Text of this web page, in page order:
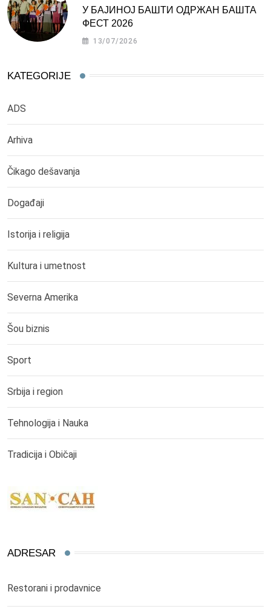
У БАЈИНОЈ БАШТИ ОДРЖАН БАШТА
ФЕСТ 2026
13/07/2026
KATEGORIJE
ADS
Arhiva
Čikago dešavanja
Događaji
Istorija i religija
Kultura i umetnost
Severna Amerika
Šou biznis
Sport
Srbija i region
Tehnologija i Nauka
Tradicija i Običaji
ADRESAR
Restorani i prodavnice